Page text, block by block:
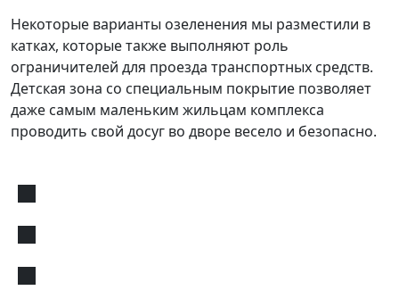
Некоторые варианты озеленения мы разместили в
катках, которые также выполняют роль
ограничителей для проезда транспортных средств.
Детская зона со специальным покрытие позволяет
даже самым маленьким жильцам комплекса
проводить свой досуг во дворе весело и безопасно.